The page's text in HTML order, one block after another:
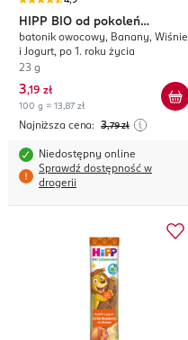
HIPP BIO od pokoleń
Owocowy Przyjaciel
batonik owocowy, Banany, Wiśnie
i Jogurt, po 1. roku życia
23 g
3,19 zł
100 g = 13,87 zł
Najniższa cena: 3,79 zł
Niedostępny online
Sprawdź dostępność w
drogerii